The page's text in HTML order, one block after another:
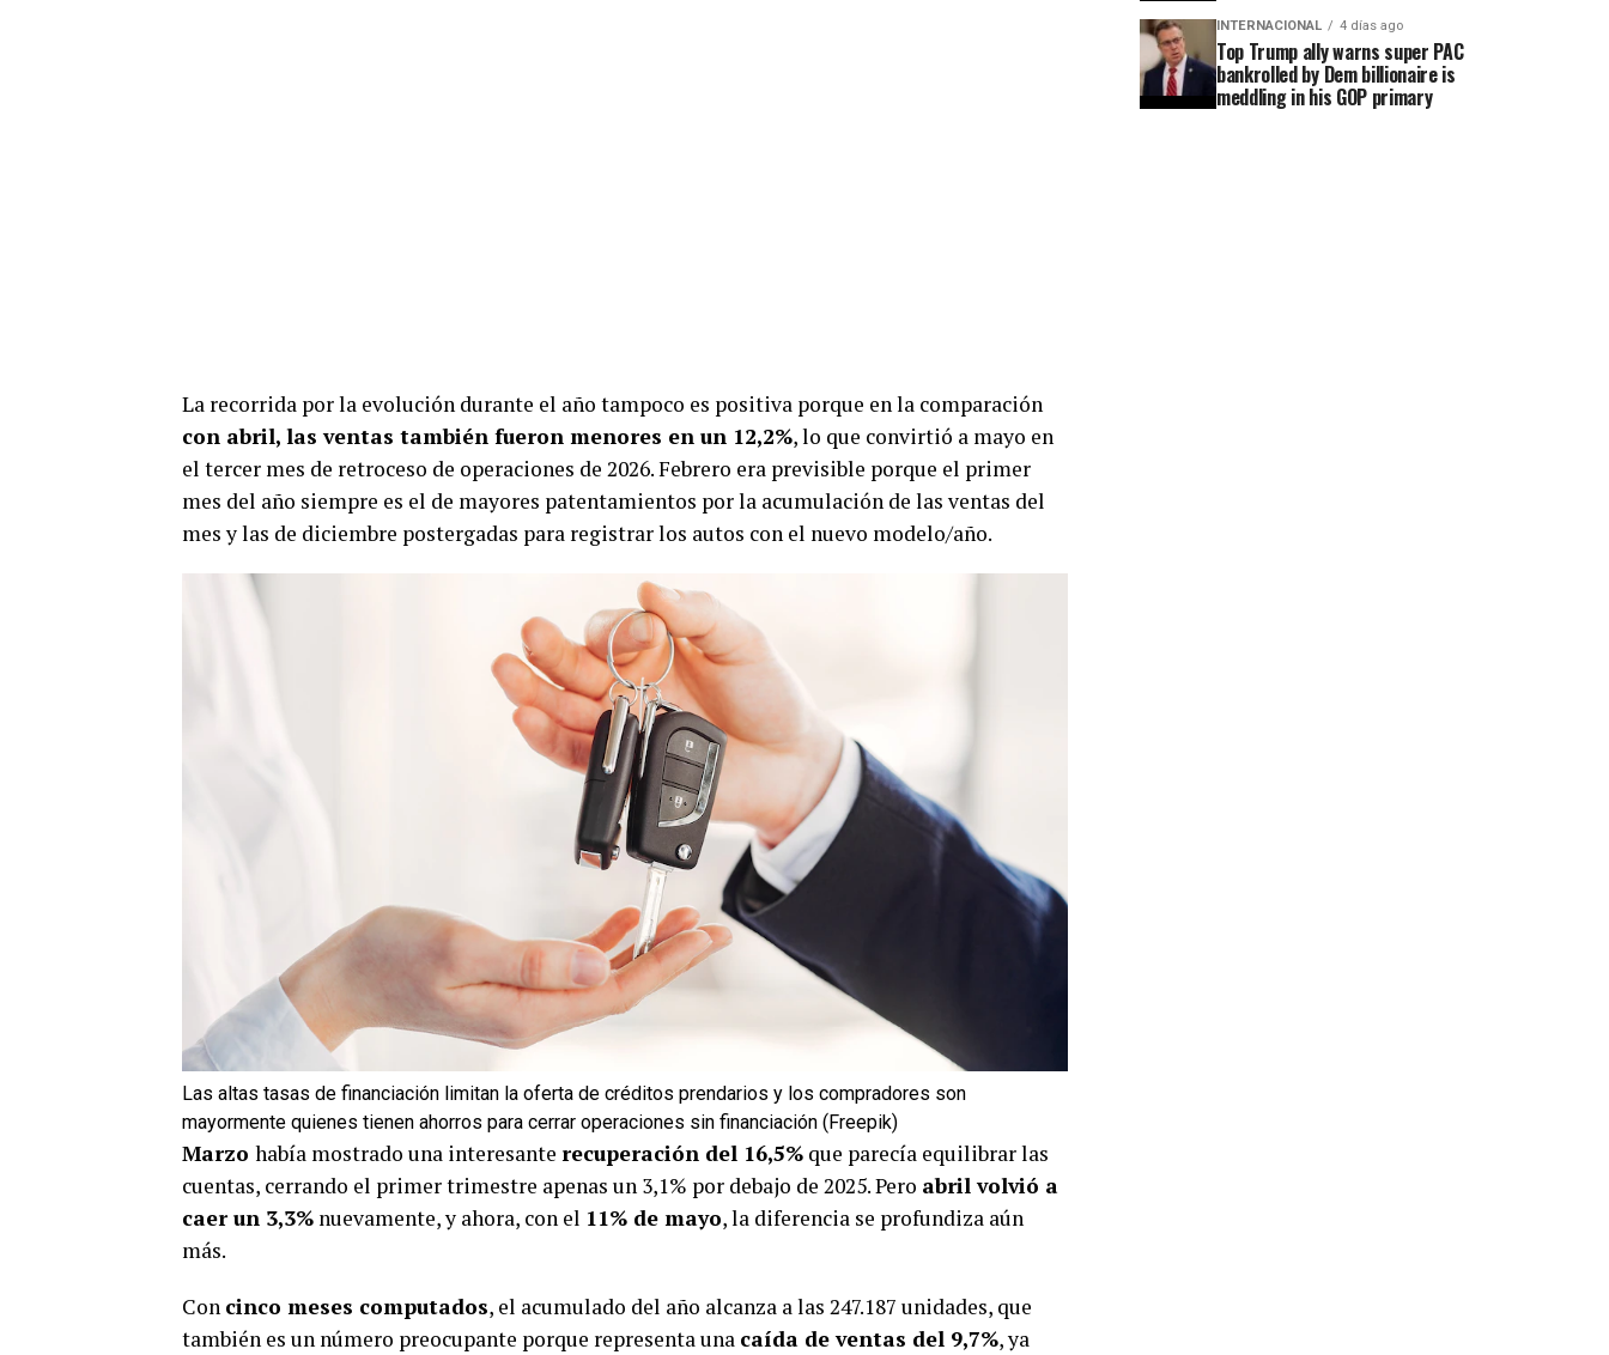
La recorrida por la evolución durante el año tampoco es positiva porque en la comparación
con abril, las ventas también fueron menores en un 12,2%, lo que convirtió a mayo en
el tercer mes de retroceso de operaciones de 2026. Febrero era previsible porque el primer
mes del año siempre es el de mayores patentamientos por la acumulación de las ventas del
mes y las de diciembre postergadas para registrar los autos con el nuevo modelo/año.
Las altas tasas de financiación limitan la oferta de créditos prendarios y los compradores son
mayormente quienes tienen ahorros para cerrar operaciones sin financiación (Freepik)
Marzo había mostrado una interesante recuperación del 16,5% que parecía equilibrar las
cuentas, cerrando el primer trimestre apenas un 3,1% por debajo de 2025. Pero abril volvió a
caer un 3,3% nuevamente, y ahora, con el 11% de mayo, la diferencia se profundiza aún
más.
Con cinco meses computados, el acumulado del año alcanza a las 247.187 unidades, que
también es un número preocupante porque representa una caída de ventas del 9,7%, ya
INTERNACIONAL 4 días ago
Top Trump ally warns super PAC
bankrolled by Dem billionaire is
meddling in his GOP primary